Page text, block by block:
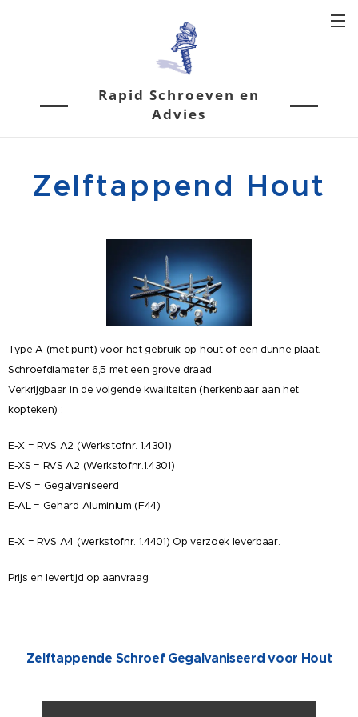
Rapid Schroeven en
Advies
Zelftappend Hout
Type A (met punt) voor het gebruik op hout of een dunne plaat.
Schroefdiameter 6,5 met een grove draad.
Verkrijgbaar in de volgende kwaliteiten (herkenbaar aan het
kopteken) :
E-X = RVS A2 (Werkstofnr. 1.4301)
E-XS = RVS A2 (Werkstofnr.1.4301)
E-VS = Gegalvaniseerd
E-AL = Gehard Aluminium (F44)
E-X = RVS A4 (werkstofnr. 1.4401) Op verzoek leverbaar.
Prijs en levertijd op aanvraag
Zelftappende Schroef Gegalvaniseerd voor Hout